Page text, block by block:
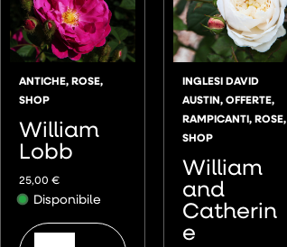
ANTICHE,ROSE,
SHOP
William
Lobb
25,00 €
Disponibile
INGLESI DAVID
AUSTIN,OFFERTE,
RAMPICANTI,ROSE,
SHOP
William
and
Catherin
e